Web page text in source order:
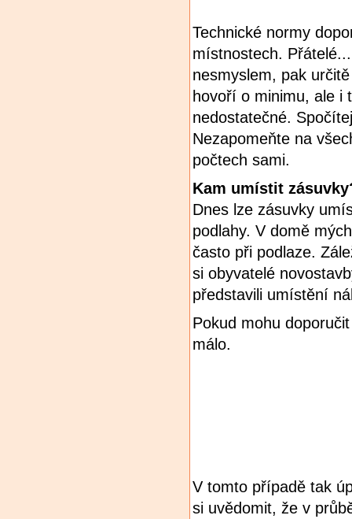
Technické normy
místnostech.
nesmyslem, pak
hovoří o minimu, ale i
nedostatečné.
Nezapomeňte na
počtech sami.
Kam umístit
Dnes lze zásuvky
podlahy. V domě
často při podlaze.
si obyvatelé
představili umístění
Pokud mohu
málo.
V tomto případě tak
si uvědomit, že v